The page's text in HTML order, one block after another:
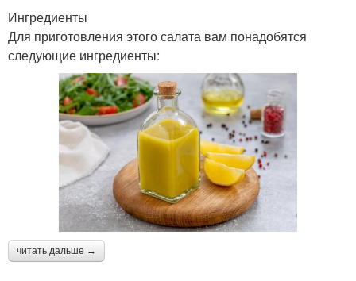
Ингредиенты
Для приготовления этого салата вам понадобятся
следующие ингредиенты:
читать дальше →